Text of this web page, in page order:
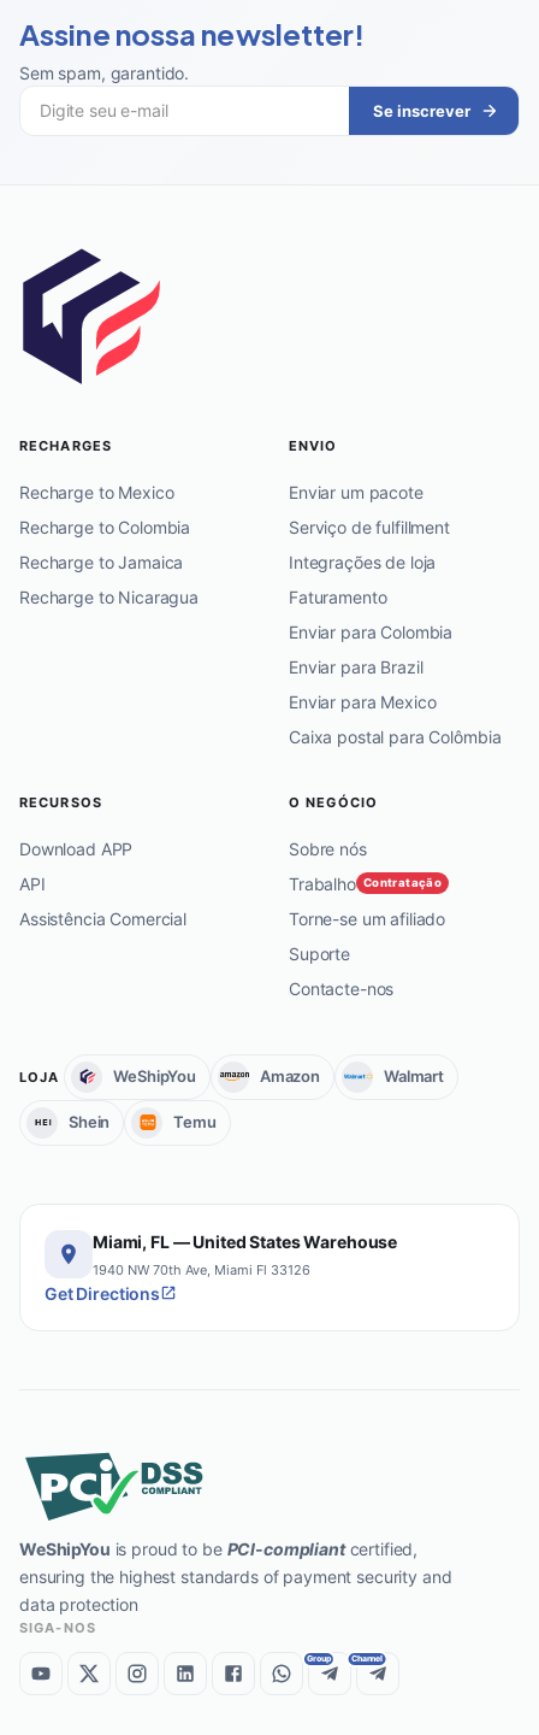
Assine nossa newsletter!
Sem spam, garantido.
Se inscrever
RECHARGES
Recharge to Mexico
Recharge to Colombia
Recharge to Jamaica
Recharge to Nicaragua
ENVIO
Enviar um pacote
Serviço de fulfillment
Integrações de loja
Faturamento
Enviar para Colombia
Enviar para Brazil
Enviar para Mexico
Caixa postal para Colômbia
RECURSOS
Download APP
API
Assistência Comercial
O NEGÓCIO
Sobre nós
Trabalho Contratação
Torne-se um afiliado
Suporte
Contacte-nos
LOJA WeShipYou Amazon Walmart
Shein Temu
Miami, FL — United States Warehouse
1940 NW 70th Ave, Miami Fl 33126
Get Directions
WeShipYou is proud to be PCI-compliantcertified,
ensuring the highest standards of payment security and
data protection
SIGA-NOS
Group Channel